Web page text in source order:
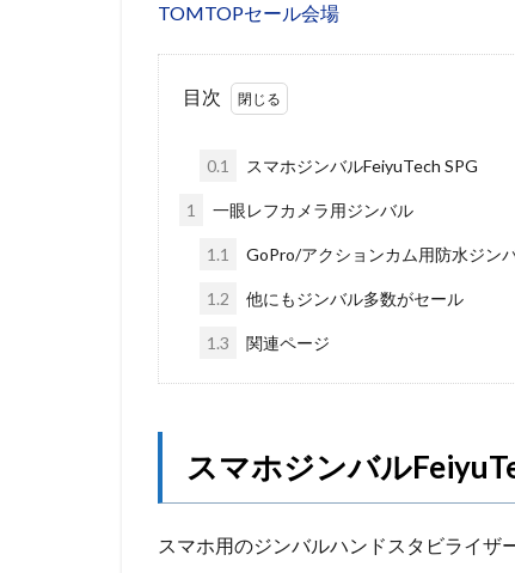
TOMTOPセール会場
目次
0.1 スマホジンバルFeiyuTech SPG
1 一眼レフカメラ用ジンバル
1.1 GoPro/アクションカム用防水ジン
1.2 他にもジンバル多数がセール
1.3 関連ページ
スマホジンバル
スマホ用のジンバルハンドスタビライザ